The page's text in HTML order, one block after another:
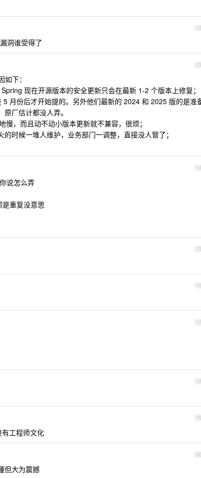
12
洞谁受得了
13
下：
现在开源版本的安全更新只会在最新 1-2 个版本上修复；
月份后才开始提的。另外他们最新的 2024 和 2025 版的是准
厂估计都没人弄。
，而且动不动小版本更新就不兼容，很烦；
时候一堆人维护，业务部门一调整，直接没人管了；
14
说怎么弄
重复没意思
15
16
17
18
19
工程师文化
20
但大为震撼